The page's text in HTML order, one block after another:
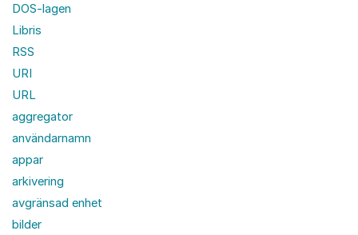
DOS-lagen
Libris
RSS
URI
URL
aggregator
användarnamn
appar
arkivering
avgränsad enhet
bilder